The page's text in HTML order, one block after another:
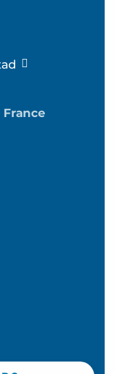
France